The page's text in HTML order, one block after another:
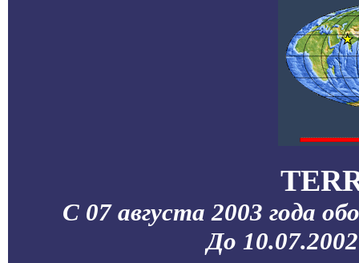
С 07 августа 2003 года
До